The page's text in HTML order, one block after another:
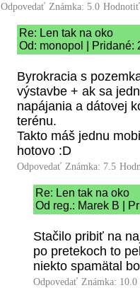
Odpovedať Známka: 5.0
Re: Len tak na oko
Od: monopol | Pridané:
Byrokracia s
výstavbe + ak sa
napájania a dátovej
terénu.
Takto máš jednu
hotovo :D
Odpovedať Známka: 7.5
Re: Len tak na oko
Od reg.: Marek B |
Stačilo pribiť na
po pretekoch to
niekto spamätal
Odpovedať Známka: 10.0